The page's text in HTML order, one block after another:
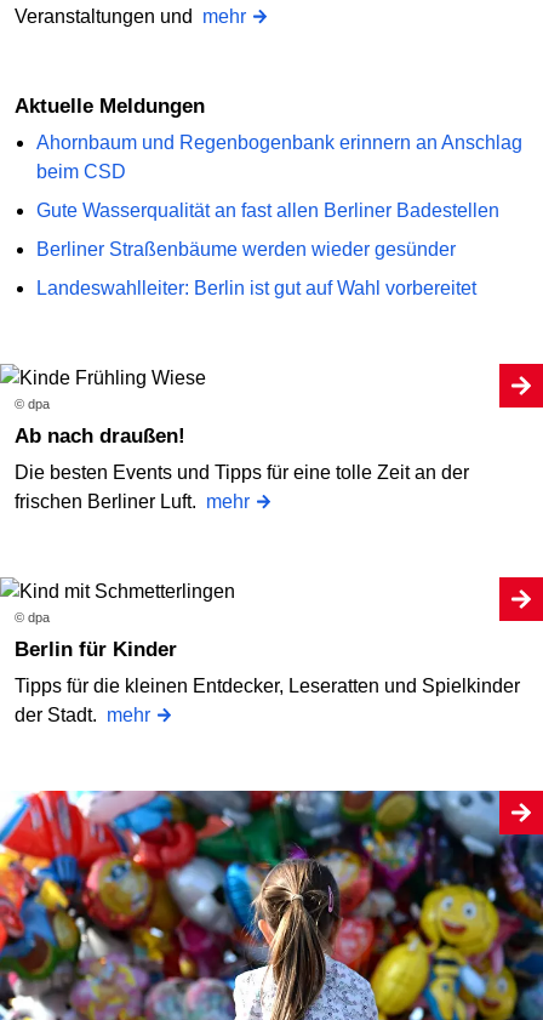
Veranstaltungen und mehr
Aktuelle Meldungen
Ahornbaum und Regenbogenbank erinnern an Anschlag
beim CSD
Gute Wasserqualität an fast allen Berliner Badestellen
Berliner Straßenbäume werden wieder gesünder
Landeswahlleiter: Berlin ist gut auf Wahl vorbereitet
© dpa
Ab nach draußen!
Die besten Events und Tipps für eine tolle Zeit an der
frischen Berliner Luft. mehr
© dpa
Berlin für Kinder
Tipps für die kleinen Entdecker, Leseratten und Spielkinder
der Stadt. mehr